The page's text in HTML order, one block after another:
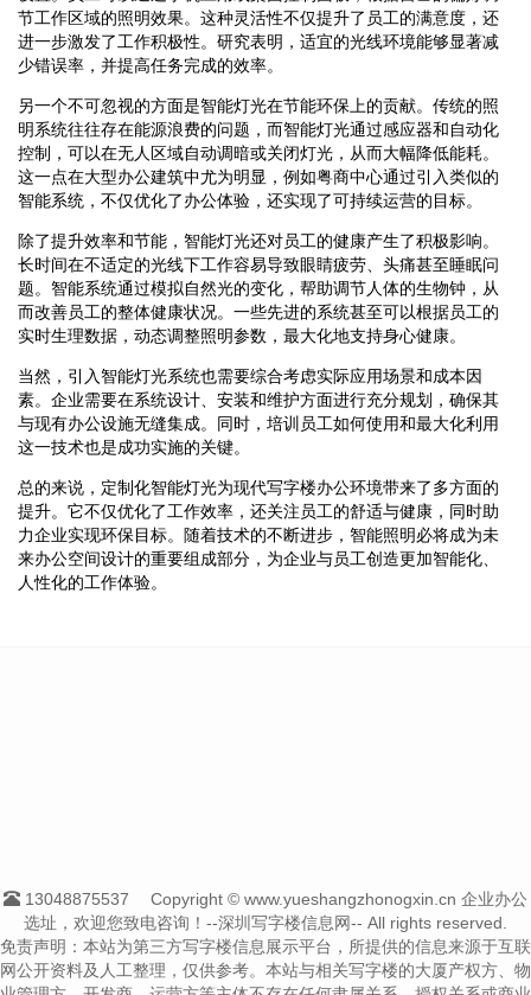
节工作区域的照明效果。这种灵活性不仅提升了员工的满意度，还
进一步激发了工作积极性。研究表明，适宜的光线环境能够显著减
少错误率，并提高任务完成的效率。
另一个不可忽视的方面是智能灯光在节能环保上的贡献。传统的照
明系统往往存在能源浪费的问题，而智能灯光通过感应器和自动化
控制，可以在无人区域自动调暗或关闭灯光，从而大幅降低能耗。
这一点在大型办公建筑中尤为明显，例如粤商中心通过引入类似的
智能系统，不仅优化了办公体验，还实现了可持续运营的目标。
除了提升效率和节能，智能灯光还对员工的健康产生了积极影响。
长时间在不适定的光线下工作容易导致眼睛疲劳、头痛甚至睡眠问
题。智能系统通过模拟自然光的变化，帮助调节人体的生物钟，从
而改善员工的整体健康状况。一些先进的系统甚至可以根据员工的
实时生理数据，动态调整照明参数，最大化地支持身心健康。
当然，引入智能灯光系统也需要综合考虑实际应用场景和成本因
素。企业需要在系统设计、安装和维护方面进行充分规划，确保其
与现有办公设施无缝集成。同时，培训员工如何使用和最大化利用
这一技术也是成功实施的关键。
总的来说，定制化智能灯光为现代写字楼办公环境带来了多方面的
提升。它不仅优化了工作效率，还关注员工的舒适与健康，同时助
力企业实现环保目标。随着技术的不断进步，智能照明必将成为未
来办公空间设计的重要组成部分，为企业与员工创造更加智能化、
人性化的工作体验。
13048875537
Copyright © www.yueshangzhonogxin.cn 企业办公
选址，欢迎您致电咨询！--深圳写字楼信息网-- All rights reserved.
免责声明：本站为第三方写字楼信息展示平台，所提供的信息来源于互联
网公开资料及人工整理，仅供参考。本站与相关写字楼的大厦产权方、物